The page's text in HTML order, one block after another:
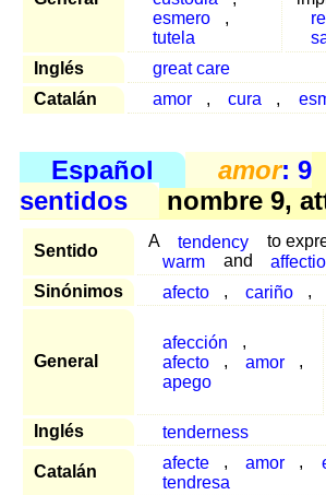
esmero
,
tutela
Inglés
great care
Catalán
amor , cura ,
Español amor: 9
sentidos
nombre 9,
Sentido
A tendency to
warm
and
Sinónimos
afecto , cariño ,
General
afección
,
afecto
, amor
,
apego
Inglés
tenderness
Catalán
afecte , amor ,
tendresa